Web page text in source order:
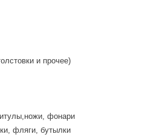
и прочее)
фонари
фляги, бутылки